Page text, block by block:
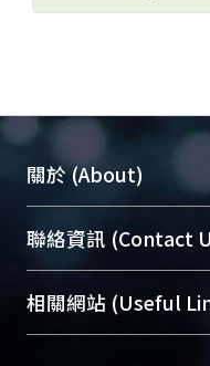
關於 (About)
臺大位居世界頂尖
展現本校豐碩的研
機構典藏（NTUR）
台，成為臺大學術
聯絡資訊 (Contact
總館學科館員(Main
醫學圖書館學科館員
相關網站 (Useful